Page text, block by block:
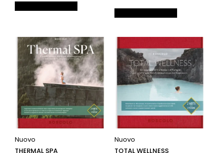
Nuovo
THERMAL SPA
Nuovo
TOTAL WELLNESS